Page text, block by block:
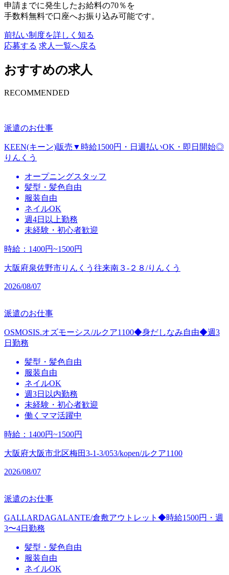
申請までに発生したお給料の70％を
手数料無料で口座へお振り込み可能です。
前払い制度を詳しく知る
応募する 求人一覧へ戻る
おすすめの求人
RECOMMENDED
派遣のお仕事
KEEN(キーン)販売▼時給1500円・日週払いOK・即日開始◎
りんくう
オープニングスタッフ
髪型・髪色自由
服装自由
ネイルOK
週4日以上勤務
未経験・初心者歓迎
時給 ： 1400円~1500円
大阪府泉佐野市りんくう往来南３‐２８/りんくう
2026/08/07
派遣のお仕事
OSMOSIS.オズモーシス/ルクア1100◆身だしなみ自由◆週3
日勤務
髪型・髪色自由
服装自由
ネイルOK
週3日以内勤務
未経験・初心者歓迎
働くママ活躍中
時給 ： 1400円~1500円
大阪府大阪市北区梅田3-1-3/053/kopen/ルクア1100
2026/08/07
派遣のお仕事
GALLARDAGALANTE/倉敷アウトレット◆時給1500円・週
3〜4日勤務
髪型・髪色自由
服装自由
ネイルOK